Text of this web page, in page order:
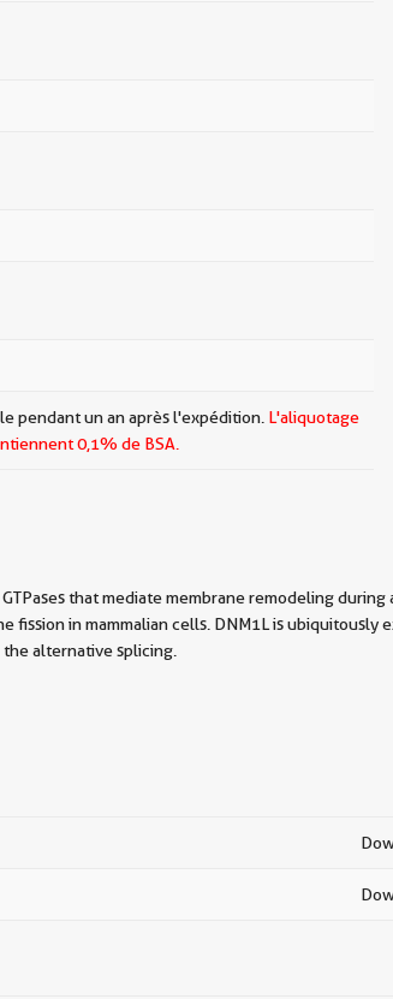
pendant un an après l'expédition. L'aliquotage
0,1% de BSA.
that mediate membrane remodeling during
in mammalian cells. DNM1L is ubiquitously
alternative splicing.